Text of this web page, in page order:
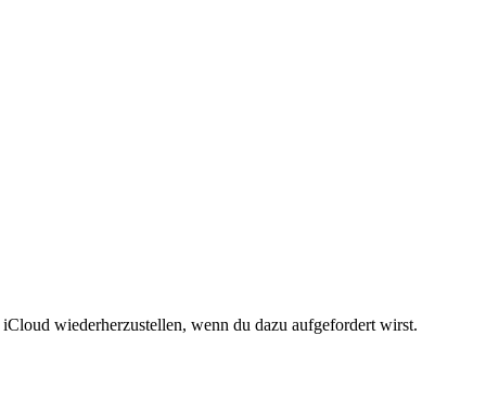
wiederherzustellen, wenn du dazu aufgefordert wirst.